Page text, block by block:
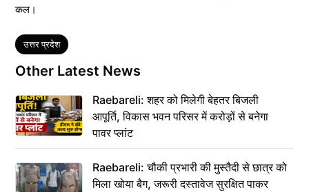
कल।
Tags
उत्तर प्रदेश
Other Latest News
Raebareli: शहर को मिलेगी बेहतर बिजली
आपूर्ति, विकास भवन परिसर में करोड़ों से बनेगा
पावर प्लांट
Raebareli: चौकी प्रभारी की मुस्तैदी से छात्र को
मिला खोया बैग, जरूरी दस्तावेज सुरक्षित पाकर